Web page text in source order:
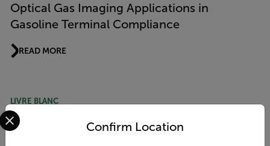
Optical Gas Imaging Applications in
Gasoline Terminal Compliance
READ MORE
LIVRE BLANC
Progrès dans la mesure des émissions de
Confirm Location
Select your preferred country and language from the